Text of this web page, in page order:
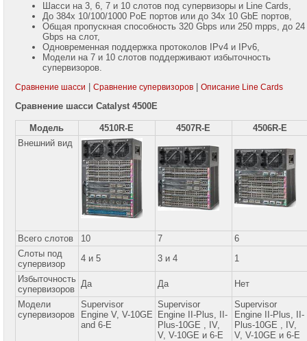
решения
Cisco
Гарантия
оборудование
Владимир
Telegram:
+7
(985)
768-
8583
WhatsApp:
+7
Шасси на 3, 6, 7 и 10 слотов под супервизоры и Line Cards,
До 384х 10/100/1000 PoE портов или до 34х 10 GbE портов,
Общая пропускная способность 320 Gbps или 250 mpps, до 24
Gbps на слот,
Одновременная поддержка протоколов IPv4 и IPv6,
Модели на 7 и 10 слотов поддерживают избыточность
супервизоров.
Сравнение шасси Сравнение супервизоров| Описание Line Cards
Сравнение шасси Catalyst 4500E
Модель 4510R-E 4507R-E
4506R-E
Внешний вид
Всего слотов 10 7
6
Слоты под
супервизор
4 и 5 3 и 4
1
Избыточность
супервизоров
Да Да
Нет
Модели
супервизоров
Supervisor
Engine V, V-10GE
and 6-E
Supervisor
Engine II-Plus, II-
Plus-10GE , IV,
V, V-10GE и 6-E
Supervisor
Engine II-Plus, II-
Plus-10GE , IV,
V, V-10GE и 6-E